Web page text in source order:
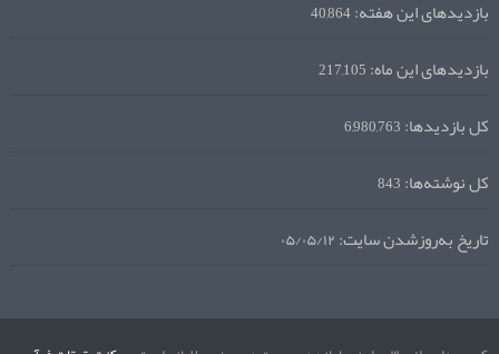
بازدیدهای این هفته:40,864
بازدیدهای این ماه:217,105
کل بازدیدها:6,980,763
کل نوشته‌ها:843
تاریخ به‌روزشدن سایت:۰۵/۰۵/۱۲